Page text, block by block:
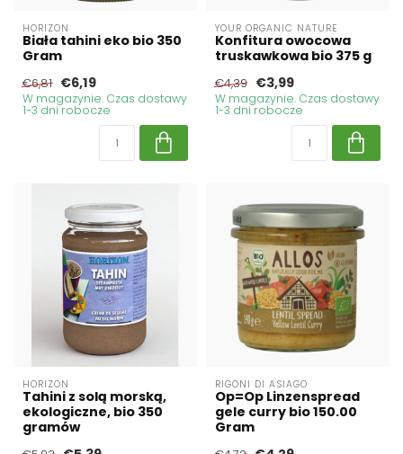
HORIZON
Biała tahini eko bio 350
Gram
€6,81 €6,19
W magazynie. Czas dostawy
1-3 dni robocze
YOUR ORGANIC NATURE
Konfitura owocowa
truskawkowa bio 375 g
€4,39 €3,99
W magazynie. Czas dostawy
1-3 dni robocze
HORIZON
Tahini z solą morską,
ekologiczne, bio 350
gramów
RIGONI DI ASIAGO
Op=Op Linzenspread
gele curry bio 150.00
Gram